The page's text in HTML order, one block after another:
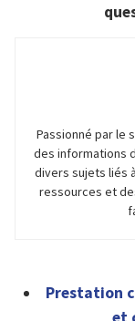
Passionné par le
des informations
divers sujets liés
ressources et
Prestation